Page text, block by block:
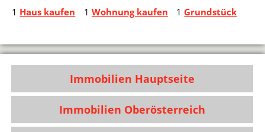
1 Haus kaufen 1 Wohnung kaufen 1Grundstück
Immobilien Hauptseite
Immobilien Oberösterreich